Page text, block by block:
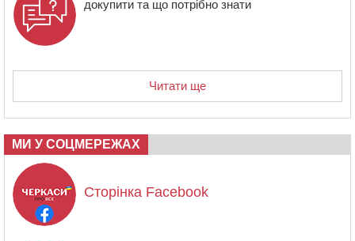
докупити та що потрібно знати
Читати ще
МИ У СОЦМЕРЕЖАХ
Сторінка Facebook